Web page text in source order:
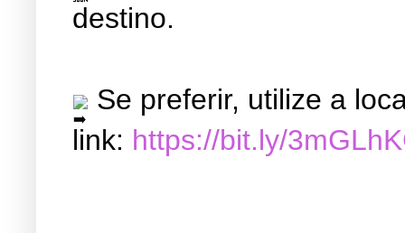
destino.
Se preferir, utilize a
link: https://bit.ly/